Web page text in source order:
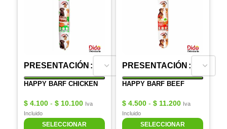
PRESENTACIÓN
HAPPY BARF CHICKEN
$ 4.100 - $ 10.100 Iva
Incluido
SELECCIONAR
PRESENTACIÓN
HAPPY BARF BEEF
$ 4.500 - $ 11.200 Iva
Incluido
SELECCIONAR